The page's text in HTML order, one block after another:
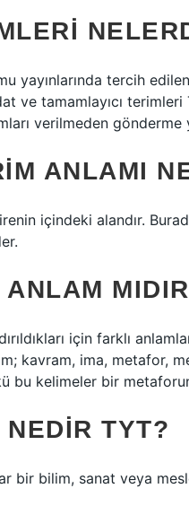
yayınlarında tercih
ve tamamlayıcı
verilmeden gönderme
ANLAMI
içindeki alandır.
için farklı
kavram, ima, metafor,
bu kelimeler bir
TYT?
bir bilim, sanat veya